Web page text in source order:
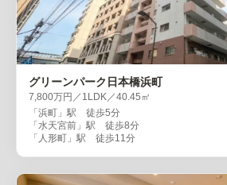
グリーンパーク日本橋浜町
7,800万円／1LDK／40.45㎡
「浜町」駅 徒歩5分
「水天宮前」駅 徒歩8分
「人形町」駅 徒歩11分